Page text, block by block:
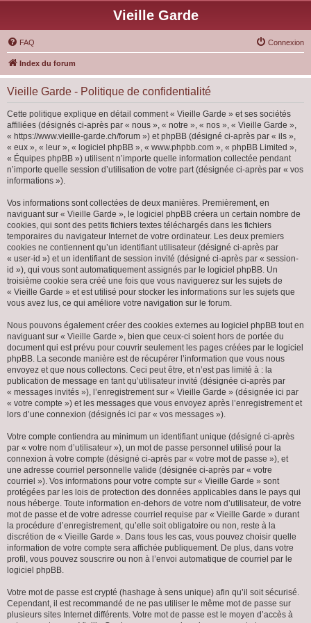
Vieille Garde
FAQ Connexion
Index du forum
Vieille Garde - Politique de confidentialité
Cette politique explique en détail comment « Vieille Garde » et ses sociétés
affiliées (désignés ci-après par « nous », « notre », « nos », « Vieille Garde »,
« https://www.vieille-garde.ch/forum ») et phpBB (désigné ci-après par « ils »,
« eux », « leur », « logiciel phpBB », « www.phpbb.com », « phpBB Limited »,
« Équipes phpBB ») utilisent n’importe quelle information collectée pendant
n’importe quelle session d’utilisation de votre part (désignée ci-après par « vos
informations »).
Vos informations sont collectées de deux manières. Premièrement, en
naviguant sur « Vieille Garde », le logiciel phpBB créera un certain nombre de
cookies, qui sont des petits fichiers textes téléchargés dans les fichiers
temporaires du navigateur Internet de votre ordinateur. Les deux premiers
cookies ne contiennent qu’un identifiant utilisateur (désigné ci-après par
« user-id ») et un identifiant de session invité (désigné ci-après par « session-
id »), qui vous sont automatiquement assignés par le logiciel phpBB. Un
troisième cookie sera créé une fois que vous naviguerez sur les sujets de
« Vieille Garde » et est utilisé pour stocker les informations sur les sujets que
vous avez lus, ce qui améliore votre navigation sur le forum.
Nous pouvons également créer des cookies externes au logiciel phpBB tout en
naviguant sur « Vieille Garde », bien que ceux-ci soient hors de portée du
document qui est prévu pour couvrir seulement les pages créées par le logiciel
phpBB. La seconde manière est de récupérer l’information que vous nous
envoyez et que nous collectons. Ceci peut être, et n’est pas limité à : la
publication de message en tant qu’utilisateur invité (désignée ci-après par
« messages invités »), l’enregistrement sur « Vieille Garde » (désignée ici par
« votre compte ») et les messages que vous envoyez après l’enregistrement et
lors d’une connexion (désignés ici par « vos messages »).
Votre compte contiendra au minimum un identifiant unique (désigné ci-après
par « votre nom d’utilisateur »), un mot de passe personnel utilisé pour la
connexion à votre compte (désigné ci-après par « votre mot de passe »), et
une adresse courriel personnelle valide (désignée ci-après par « votre
courriel »). Vos informations pour votre compte sur « Vieille Garde » sont
protégées par les lois de protection des données applicables dans le pays qui
nous héberge. Toute information en-dehors de votre nom d’utilisateur, de votre
mot de passe et de votre adresse courriel requise par « Vieille Garde » durant
la procédure d’enregistrement, qu’elle soit obligatoire ou non, reste à la
discrétion de « Vieille Garde ». Dans tous les cas, vous pouvez choisir quelle
information de votre compte sera affichée publiquement. De plus, dans votre
profil, vous pouvez souscrire ou non à l’envoi automatique de courriel par le
logiciel phpBB.
Votre mot de passe est crypté (hashage à sens unique) afin qu’il soit sécurisé.
Cependant, il est recommandé de ne pas utiliser le même mot de passe sur
plusieurs sites Internet différents. Votre mot de passe est le moyen d’accès à